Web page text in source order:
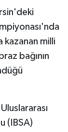
kazanan milli
bağının
(IBSA)